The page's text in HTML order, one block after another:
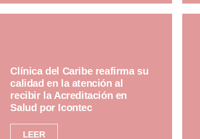
Clínica del Caribe reafirma su
calidad en la atención al
recibir la Acreditación en
Salud por Icontec
LEER